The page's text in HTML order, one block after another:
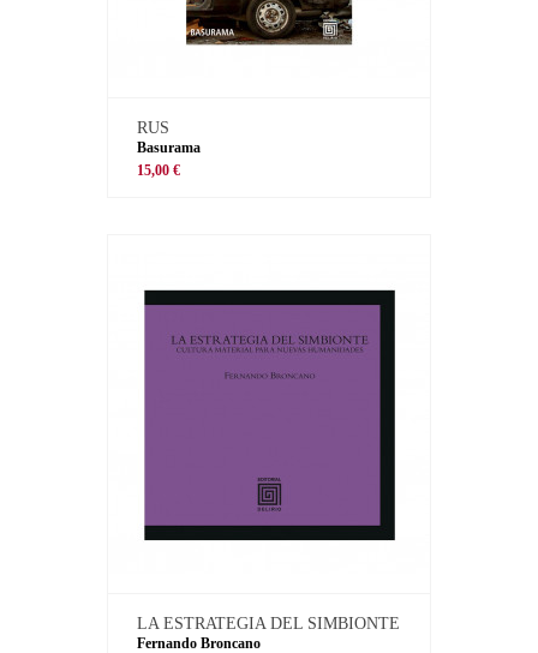
RUS
Basurama
15,00 €
LA ESTRATEGIA DEL SIMBIONTE
Fernando Broncano